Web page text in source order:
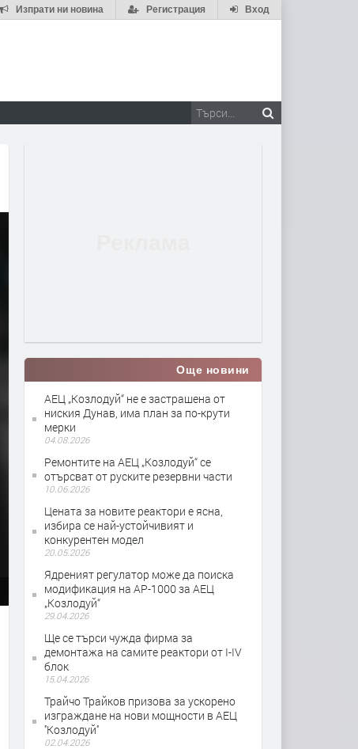
Вход
Регистрация
Изпрати ни новина
Още новини
АЕЦ „Козлодуй“ не е застрашена от
ниския Дунав, има план за по-крути
мерки
04.08.2026
Ремонтите на АЕЦ „Козлодуй“ се
отърсват от руските резервни части
10.06.2026
Цената за новите реактори е ясна,
избира се най-устойчивият и
конкурентен модел
20.05.2026
Ядреният регулатор може да поиска
модификация на AP-1000 за АЕЦ
„Козлодуй“
29.04.2026
Ще се търси чужда фирма за
демонтажа на самите реактори от I-IV
блок
15.04.2026
Трайчо Трайков призова за ускорено
изграждане на нови мощности в АЕЦ
''Козлодуй''
02.04.2026